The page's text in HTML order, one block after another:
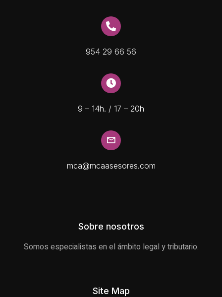
954 29 66 56
9 – 14h. / 17 – 20h
mca@mcaasesores.com
Sobre nosotros
Somos especialistas en el ámbito legal y tributario.
Site Map